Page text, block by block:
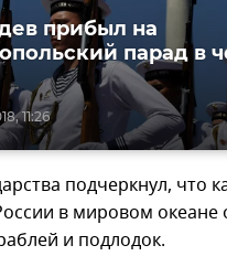
11:26
прибыл на
парад в
подчеркнул, что
в мировом океане
и подлодок.